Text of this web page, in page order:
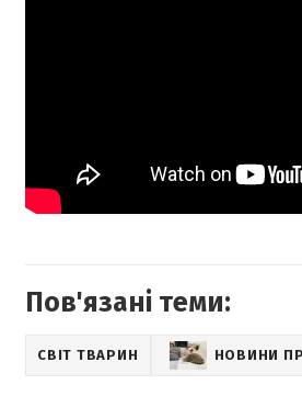
Пов'язані теми:
СВІТ ТВАРИН НОВИНИ